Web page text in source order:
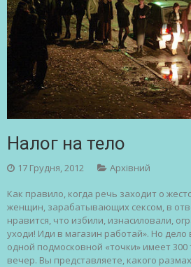
Налог на тело
17 Грудня, 2012 Архівний
Как правило, когда речь заходит о
женщин, зарабатывающих сексом, в
нравится, что избили, изнасиловали,
уходи! Иди в магазин работай». Но дело
одной подмосковной «точки» имеет
вечер. Вы представляете, какого